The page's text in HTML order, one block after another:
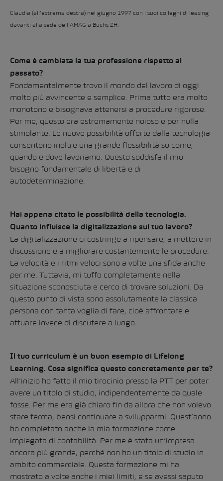
Claudia (all’estrema destra) nel giugno 1997 con i suoi colleghi di leasing
davanti alla sede dell’AMAG a Buchs ZH.
Come è cambiata la tua professione rispetto al
passato?
Fondamentalmente trovo il mondo del lavoro di oggi
molto più avvincente e semplice. Prima tutto era molto
monotono e bisognava attenersi a procedure rigorose.
Per me, questo era estremamente noioso e per nulla
stimolante. Le nuove possibilità offerte dalla tecnologia
consentono inoltre una grande flessibilità su come,
quando e dove lavoriamo. Questo soddisfa il mio
bisogno fondamentale di libertà e di
autodeterminazione.
Hai appena citato le possibilità della tecnologia.
Quanto influisce la digitalizzazione sul tuo lavoro?
La digitalizzazione ci costringe a ripensare, a mettere in
discussione e a migliorare costantemente le procedure.
La velocità e i ritmi veloci sono a volte una sfida anche
per me. Tuttavia, mi tuffo completamente nella
situazione sconosciuta e cerco di trovare soluzioni. Da
questo punto di vista sono assolutamente la classica
persona con tanta voglia di fare, cioè affrontare e
attuare invece di discutere a lungo.
Il tuo curriculum è un buon esempio di Lifelong
Learning. Cosa significa questo concretamente per te?
All’inizio ho fatto il mio tirocinio presso la PTT per poter
avere un titolo di studio, indipendentemente da quale
fosse. Per me era già chiaro fin da allora che non volevo
stare ferma, bensì continuare a svilupparmi. Quest’anno
ho completato anche la mia formazione come
impiegata di contabilità. Per me è stata un’impresa
ancora più grande, perché non ho un titolo di studio in
ambito commerciale. Questa formazione mi ha
mostrato a volte anche i miei limiti, e se avessi saputo